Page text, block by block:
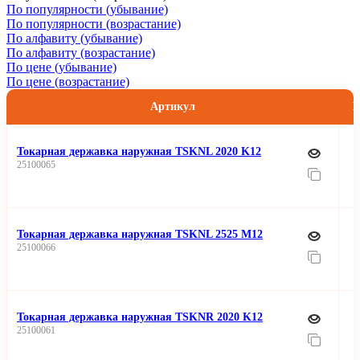
По популярности (убывание)
По популярности (возрастание)
По алфавиту (убывание)
По алфавиту (возрастание)
По цене (убывание)
По цене (возрастание)
Артикул
Токарная державка наружная TSKNL 2020 K12
25100065
Токарная державка наружная TSKNL 2525 M12
25100066
Токарная державка наружная TSKNR 2020 K12
25100061